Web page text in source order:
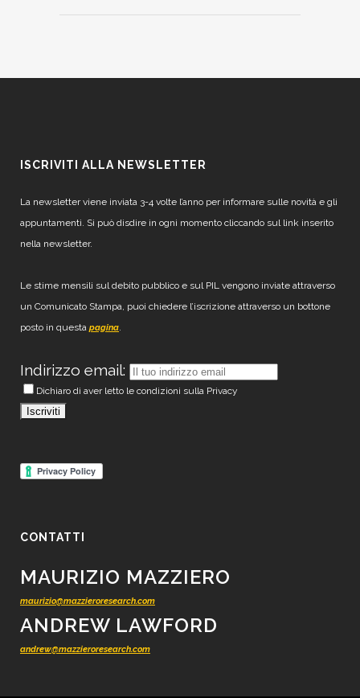
ISCRIVITI ALLA NEWSLETTER
La newsletter viene inviata 3-4 volte l’anno per informare sulle novità e gli
appuntamenti. Si può disdire in ogni momento cliccando sul link inserito
nella newsletter.
Le stime mensili sul debito pubblico e sul PIL vengono inviate attraverso
un Comunicato Stampa, puoi chiedere l’iscrizione attraverso un bottone
posto in questa pagina.
Indirizzo email:
Dichiaro di aver letto le condizioni sulla Privacy
CONTATTI
MAURIZIO MAZZIERO
maurizio@mazzieroresearch.com
ANDREW LAWFORD
andrew@mazzieroresearch.com